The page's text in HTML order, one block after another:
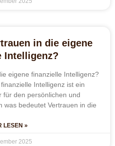
in die eigene
Intelligenz?
eigene finanzielle Intelligenz?
Intelligenz ist ein
für den persönlichen und
was bedeutet Vertrauen in die
LESEN »
2025